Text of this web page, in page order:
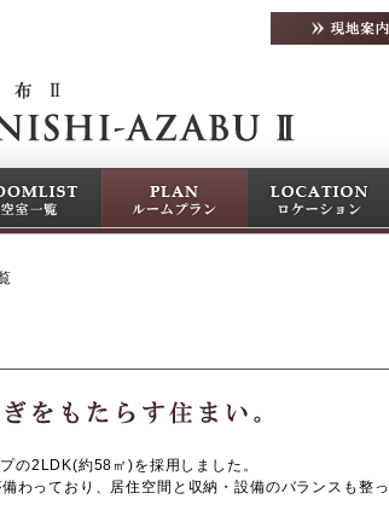
の2LDK(約58㎡)を採用しました。
わっており、居住空間と収納・設備のバランスも整っ